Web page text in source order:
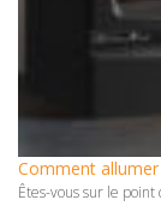
Comment
Êtes-vous sur le